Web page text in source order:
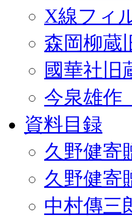
X線フィ
森岡柳蔵
國華社旧
今泉雄作
資料目録
久野健寄
久野健寄
中村傳三